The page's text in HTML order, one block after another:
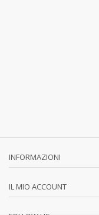
INFORMAZIONI
IL MIO ACCOUNT